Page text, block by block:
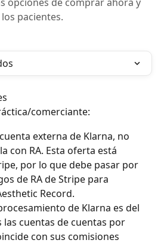
pacientes.
comerciante:
externa de Klarna, no
con RA. Esta oferta está
por lo que debe pasar por
de RA de Stripe para
Record.
de Klarna es del
las cuentas de cuentas por
con sus comisiones